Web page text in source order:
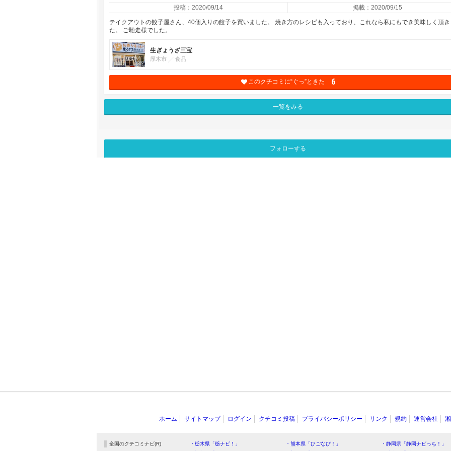
投稿：2020/09/14 掲載：2020/09/15
テイクアウトの餃子屋さん、40個入りの餃子を買いました。 焼き方のレシピも入っており、これなら私にもでき美味しく頂
た。 ご馳走様でした。
生ぎょうざ三宝
厚木市 食品
このクチコミに“ぐっ”ときた 6
一覧をみる
フォローする
ホーム サイトマップ ログイン クチコミ投稿 プライバシーポリシー リンク 規約 運営会社
全国のクチコミナビ(R) ・栃木県「栃ナビ！」 ・熊本県「ひごなび！」
・静岡県「静岡ナビっち！」